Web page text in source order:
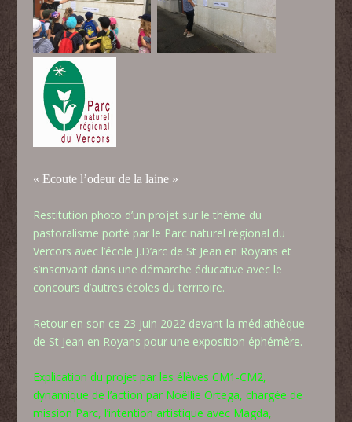
« Ecoute l’odeur de la laine »
Restitution photo d’un projet sur le thème du
pastoralisme porté par le Parc naturel régional du
Vercors avec l’école J.D’arc de St Jean en Royans et
s’inscrivant dans une démarche éducative avec le
concours d’autres écoles du territoire.
Retour en son ce 23 juin 2022 devant la médiathèque
de St Jean en Royans pour une exposition éphémère.
Explication du projet par les élèves CM1-CM2,
dynamique de l’action par Noëllie Ortega, chargée de
mission Parc, l’intention artistique avec Magda,